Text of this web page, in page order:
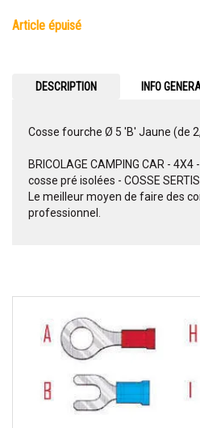
article épuisé
DESCRIPTION INFO
Cosse fourche Ø 5 'B' Jaune (de
BRICOLAGE CAMPING CAR - 4X4
cosse pré isolées - COSSE
Le meilleur moyen de faire des
professionnel.